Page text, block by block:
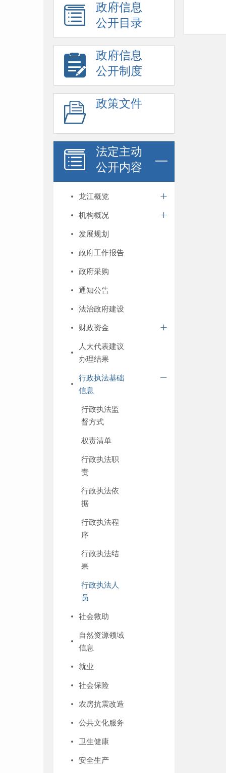
政府信息
公开目录
政府信息
公开制度
政策文件
法定主动
公开内容
龙江概览
机构概况
发展规划
政府工作报告
政府采购
通知公告
法治政府建设
财政资金
人大代表建议
办理结果
行政执法基础
信息
行政执法监
督方式
权责清单
行政执法职
责
行政执法依
据
行政执法程
序
行政执法结
果
行政执法人
员
社会救助
自然资源领域
信息
就业
社会保险
农房抗震改造
公共文化服务
卫生健康
安全生产